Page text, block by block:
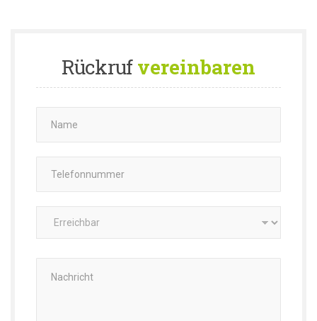
Rückrufvereinbaren